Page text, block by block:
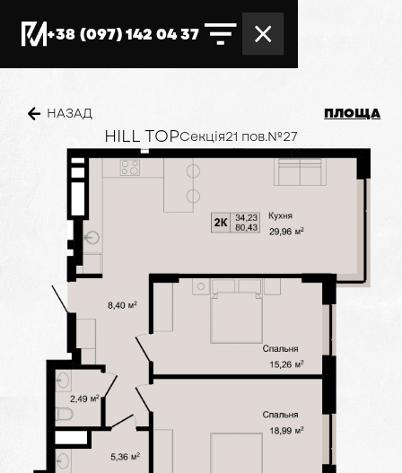
+38 (097) 142 04 37
НАЗАД ПЛОЩА
HILL TOPСекція21 пов.№27